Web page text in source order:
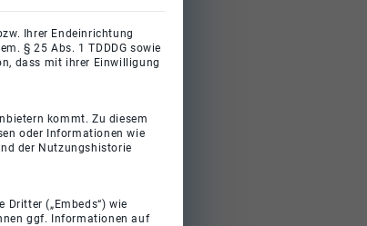
Ihrer Endeinrichtung
§ 25 Abs. 1 TDDDG sowie
dass mit ihrer Einwilligung
kommt. Zu diesem
oder Informationen wie
der Nutzungshistorie
(„Embeds“) wie
ggf. Informationen auf